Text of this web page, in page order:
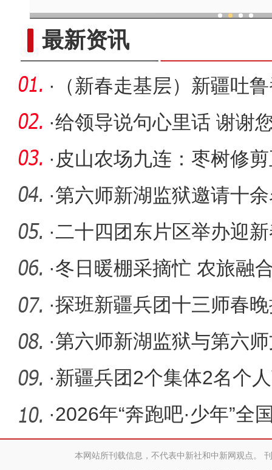
最新资讯
·
（新春走基层）新疆吐
开集
·给领导说句心里话 谢谢
· 皮山农场九连：枣树修
·第六师新湖监狱邀请十
题活动
·二十四团东片区举办迎
·冬日暖棚采摘忙 农旅融
·探班新疆兵团十三师春
浓 好戏
·第六师新湖监狱与第六
活动
·新疆兵团2个集体2名个
通报表扬
·2026年“奔跑吧·少年”全
育大本网站所刊载信息，不代表中新社和中新网观点。